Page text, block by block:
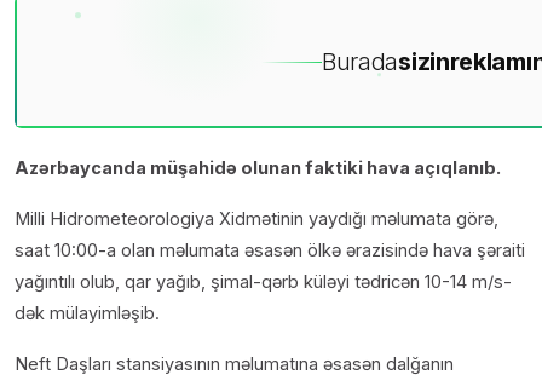
Buradasizin
Azərbaycanda müşahidə olunan faktiki hava açıqlanıb.
Milli Hidrometeorologiya Xidmətinin yaydığı məlumata görə,
saat 10:00-a olan məlumata əsasən ölkə ərazisində hava şəraiti
yağıntılı olub, qar yağıb, şimal-qərb küləyi tədricən 10-14 m/s-
dək mülayimləşib.
Neft Daşları stansiyasının məlumatına əsasən dalğanın